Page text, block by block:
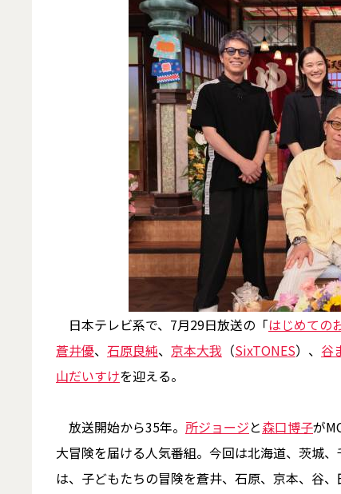
日本テレビ系で、7月29日放送の「はじめての
蒼井優、 石原良純、 京本大我 （SixTONES）、 谷
山だいすけを迎える。
放送開始から35年。 所ジョージと森口博子が
大冒険を届ける人気番組。今回は北海道、茨城
は、子どもたちの冒険を蒼井、石原、京本、谷、